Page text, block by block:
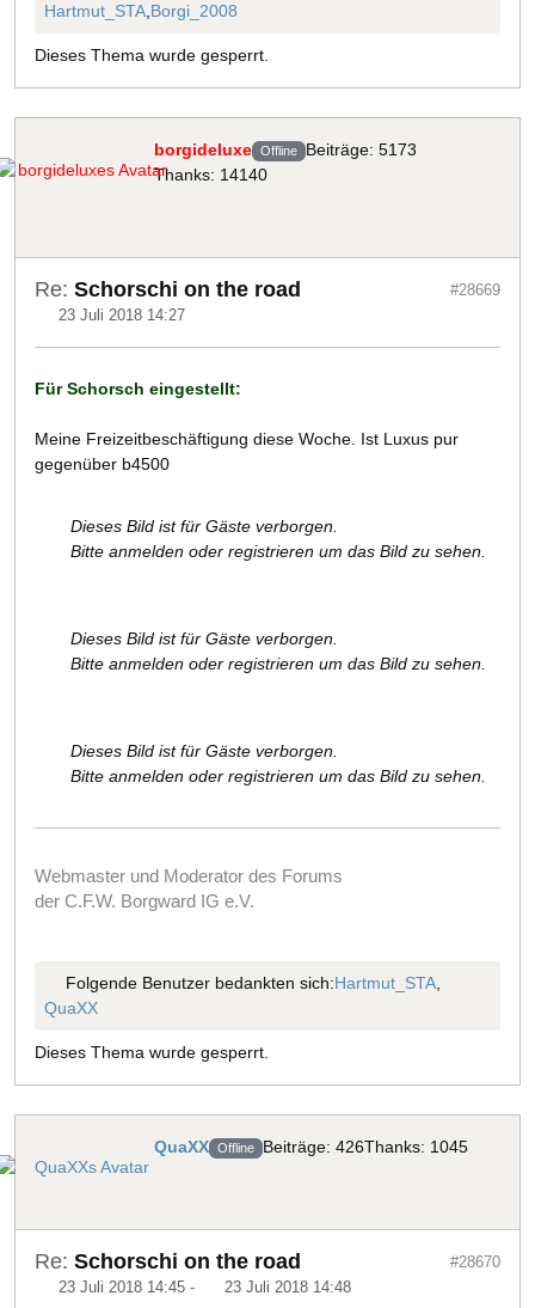
Hartmut_STA,Borgi_2008
Dieses Thema wurde gesperrt.
borgideluxe Offline Beiträge: 5173
Thanks: 14140
Re: Schorschi on the road
23 Juli 2018 14:27
#28669
Für Schorsch eingestellt:
Meine Freizeitbeschäftigung diese Woche. Ist Luxus pur
gegenüber b4500
Dieses Bild ist für Gäste verborgen.
Bitte anmelden oder registrieren um das Bild zu sehen.
Dieses Bild ist für Gäste verborgen.
Bitte anmelden oder registrieren um das Bild zu sehen.
Dieses Bild ist für Gäste verborgen.
Bitte anmelden oder registrieren um das Bild zu sehen.
Webmaster und Moderator des Forums
der C.F.W. Borgward IG e.V.
Folgende Benutzer bedankten sich:Hartmut_STA,
QuaXX
Dieses Thema wurde gesperrt.
QuaXX Offline Beiträge: 426Thanks: 1045
Re: Schorschi on the road
23 Juli 2018 14:45 - 23 Juli 2018 14:48
#28670